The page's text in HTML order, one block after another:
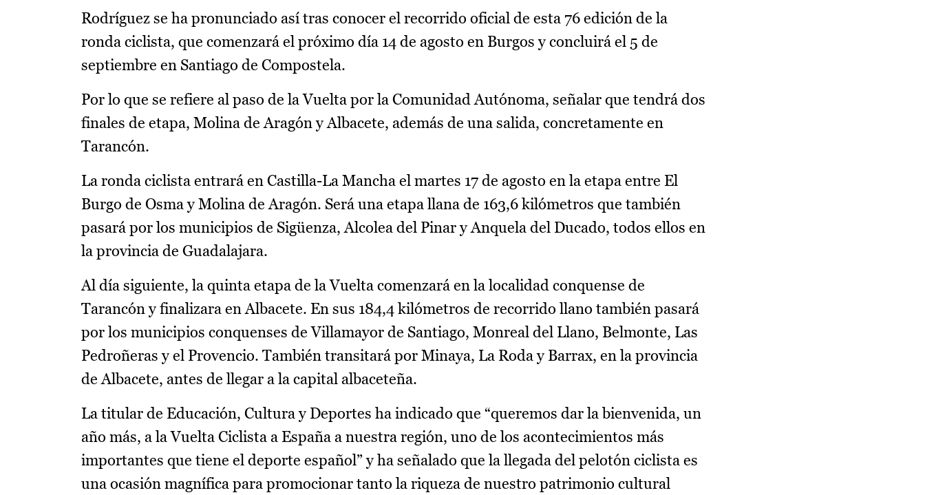
Rodríguez se ha pronunciado así tras conocer el recorrido oficial de esta 76 edición de la
ronda ciclista, que comenzará el próximo día 14 de agosto en Burgos y concluirá el 5 de
septiembre en Santiago de Compostela.
Por lo que se refiere al paso de la Vuelta por la Comunidad Autónoma, señalar que tendrá dos
finales de etapa, Molina de Aragón y Albacete, además de una salida, concretamente en
Tarancón.
La ronda ciclista entrará en Castilla-La Mancha el martes 17 de agosto en la etapa entre El
Burgo de Osma y Molina de Aragón. Será una etapa llana de 163,6 kilómetros que también
pasará por los municipios de Sigüenza, Alcolea del Pinar y Anquela del Ducado, todos ellos en
la provincia de Guadalajara.
Al día siguiente, la quinta etapa de la Vuelta comenzará en la localidad conquense de
Tarancón y finalizara en Albacete. En sus 184,4 kilómetros de recorrido llano también pasará
por los municipios conquenses de Villamayor de Santiago, Monreal del Llano, Belmonte, Las
Pedroñeras y el Provencio. También transitará por Minaya, La Roda y Barrax, en la provincia
de Albacete, antes de llegar a la capital albaceteña.
La titular de Educación, Cultura y Deportes ha indicado que “queremos dar la bienvenida, un
año más, a la Vuelta Ciclista a España a nuestra región, uno de los acontecimientos más
importantes que tiene el deporte español” y ha señalado que la llegada del pelotón ciclista es
una ocasión magnífica para promocionar tanto la riqueza de nuestro patrimonio cultural